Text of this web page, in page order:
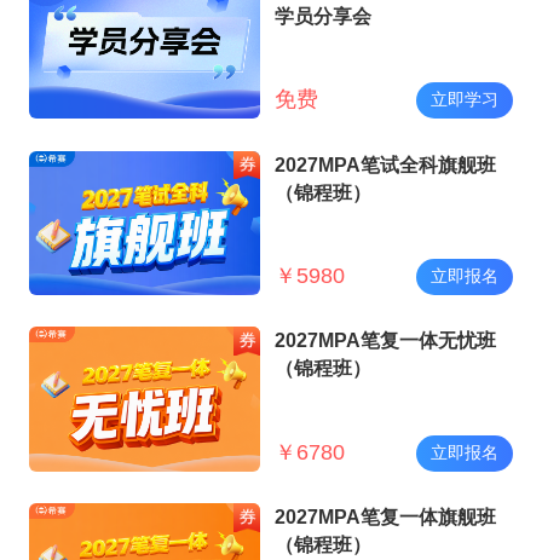
学员分享会
免费 立即学习
2027MPA笔试全科旗舰班
（锦程班）
￥ 5980 立即报名
2027MPA笔复一体无忧班
（锦程班）
￥ 6780 立即报名
2027MPA笔复一体旗舰班
（锦程班）